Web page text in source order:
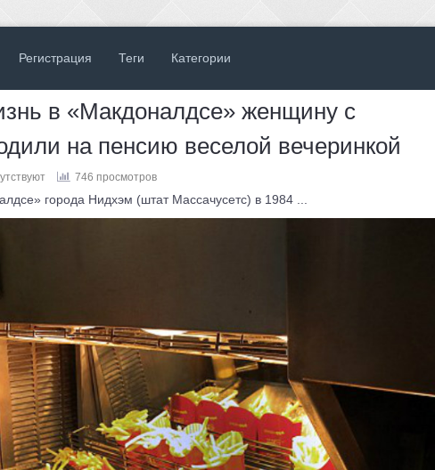
Регистрация Теги Категории
в «Макдоналдсе» женщину с
на пенсию веселой вечеринкой
746 просмотров
города Нидхэм (штат Массачусетс) в 1984 ...